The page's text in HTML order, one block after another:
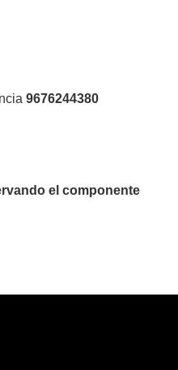
9676244380
el componente